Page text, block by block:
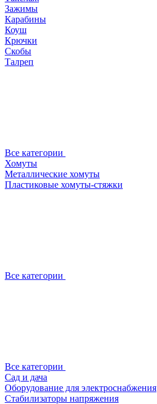
Зажимы
Карабины
Коуш
Крючки
Скобы
Талреп
Все категории
Хомуты
Металлические хомуты
Пластиковые хомуты-стяжки
Все категории
Все категории
Сад и дача
Оборудование для электроснабжения
Стабилизаторы напряжения